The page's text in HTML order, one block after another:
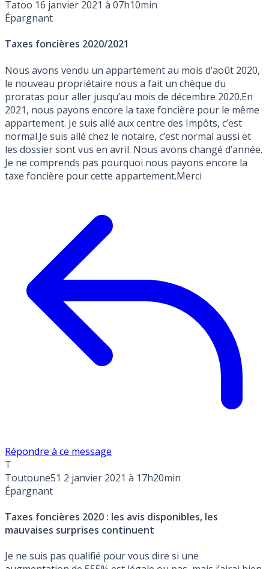
Tatoo 16 janvier 2021 à 07h10min
Épargnant
Taxes foncières 2020/2021
Nous avons vendu un appartement au mois d’août 2020,
le nouveau propriétaire nous a fait un chèque du
proratas pour aller jusqu’au mois de décembre 2020.En
2021, nous payons encore la taxe foncière pour le même
appartement. Je suis allé aux centre des Impôts, c’est
normal.Je suis allé chez le notaire, c’est normal aussi et
les dossier sont vus en avril. Nous avons changé d’année.
Je ne comprends pas pourquoi nous payons encore la
taxe foncière pour cette appartement.Merci
Répondre à ce message
T
Toutoune51 2 janvier 2021 à 17h20min
Épargnant
Taxes foncières 2020 : les avis disponibles, les
mauvaises surprises continuent
Je ne suis pas qualifié pour vous dire si une